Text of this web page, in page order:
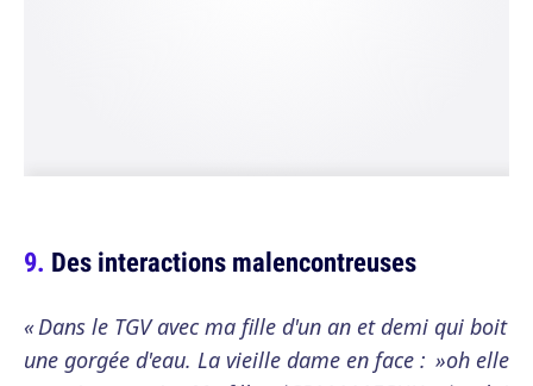
Des interactions malencontreuses
« Dans le TGV avec ma fille d'un an et demi qui boit
une gorgée d'eau. La vieille dame en face : »oh elle